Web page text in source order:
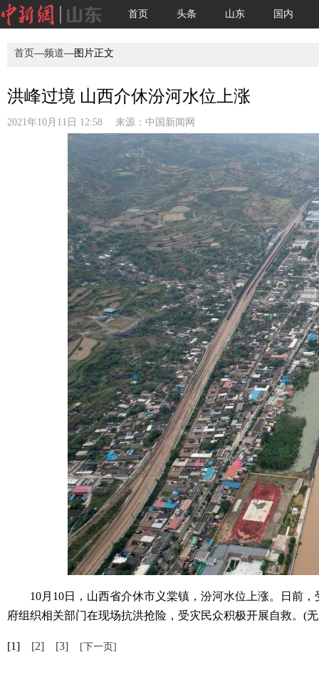
首页 头条 山东 国内
首页—频道—图片正文
洪峰过境 山西介休汾河水位上涨
2021年10月11日 12:58 来源： 中国新闻网
10月10日，山西省介休市义棠镇，汾河水位上涨。日前，
府组织相关部门在现场抗洪抢险，受灾民众积极开展自救。(
[1] [2] [3] [下一页]